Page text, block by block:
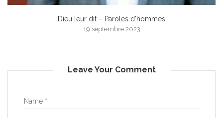
Dieu leur dit – Paroles d’hommes
19 septembre 2023
Leave Your Comment